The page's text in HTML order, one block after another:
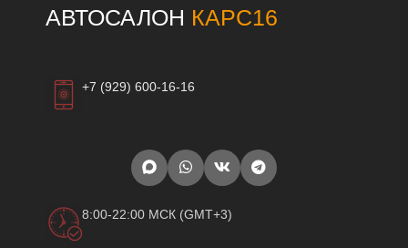
АВТОСАЛОН КАРС16
+7 (929) 600-16-16
8:00-22:00 МСК (GMT+3)